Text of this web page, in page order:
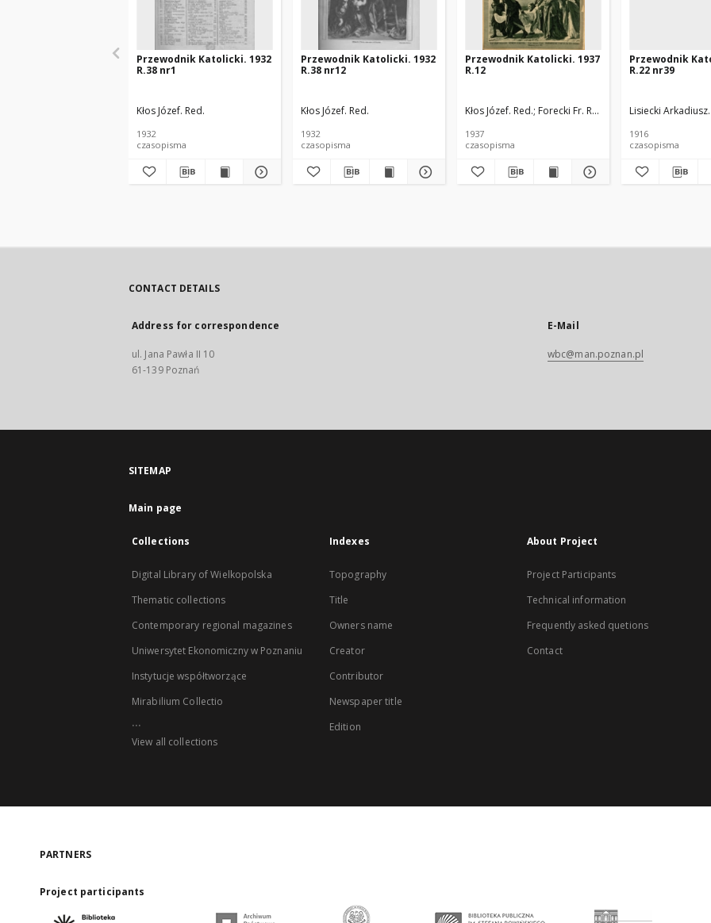
Przewodnik Katolicki. 1932
R.38 nr1
Kłos Józef. Red.
1932
czasopisma
Przewodnik Katolicki. 1932
R.38 nr12
Kłos Józef. Red.
1932
czasopisma
Przewodnik Katolicki. 1937
R.12
Kłos Józef. Red. Forecki Fr. Red.
1937
czasopisma
Przewodnik
R.22 nr39
Lisiecki
1916
czasopisma
CONTACT DETAILS
Address for correspondence
ul. Jana Pawła II 10
61-139 Poznań
E-Mail
wbc@man.poznan.pl
SITEMAP
Main page
Collections
Digital Library of Wielkopolska
Thematic collections
Contemporary regional magazines
Uniwersytet Ekonomiczny w Poznaniu
Instytucje współtworzące
Mirabilium Collectio
...
View all collections
Indexes
Topography
Title
Owners name
Creator
Contributor
Newspaper title
Edition
About Project
Project Participants
Technical information
Frequently asked quetions
Contact
PARTNERS
Project participants